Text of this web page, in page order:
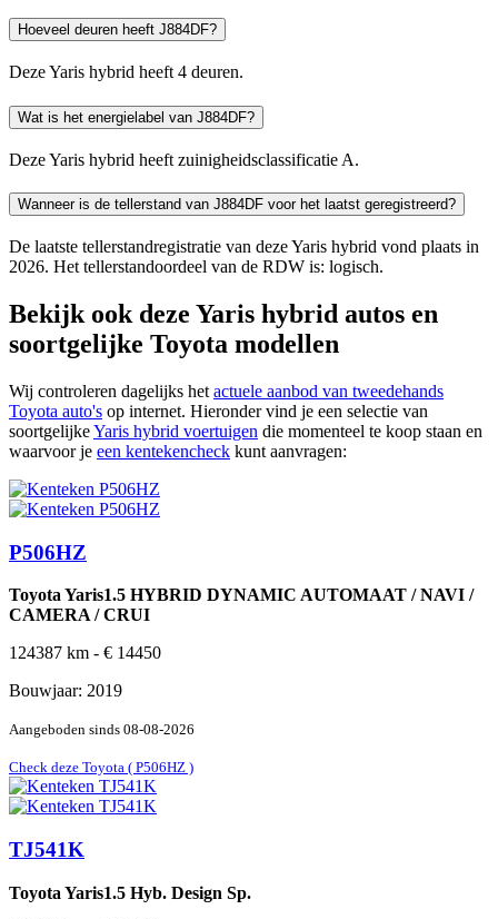
Hoeveel deuren heeft J884DF?
Deze Yaris hybrid heeft 4 deuren.
Wat is het energielabel van J884DF?
Deze Yaris hybrid heeft zuinigheidsclassificatie A.
Wanneer is de tellerstand van J884DF voor het laatst geregistreerd?
De laatste tellerstandregistratie van deze Yaris hybrid vond plaats in
2026. Het tellerstandoordeel van de RDW is: logisch.
Bekijk ook deze Yaris hybrid autos en
soortgelijke Toyota modellen
Wij controleren dagelijks het actuele aanbod van tweedehands
Toyota auto's op internet. Hieronder vind je een selectie van
soortgelijkeYaris hybrid voertuigen die momenteel te koop staan en
waarvoor je een kentekencheck kunt aanvragen:
P506HZ
Toyota Yaris1.5 HYBRID DYNAMIC AUTOMAAT / NAVI /
CAMERA / CRUI
124387 km - € 14450
Bouwjaar: 2019
Aangeboden sinds 08-08-2026
Check deze Toyota ( P506HZ )
TJ541K
Toyota Yaris1.5 Hyb. Design Sp.